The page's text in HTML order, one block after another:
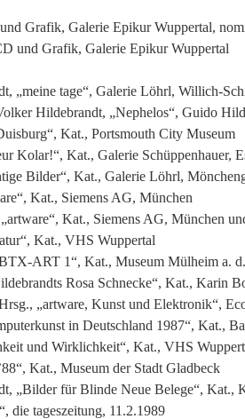
Grafik, Galerie Epikur Wuppertal,
und Grafik, Galerie Epikur Wuppertal
„meine tage“, Galerie Löhrl, Willich-
Hildebrandt, „Nephelos“, Guido
Kat., Portsmouth City Museum
Kolar!“, Kat., Galerie Schüppenhauer,
Bilder“, Kat., Galerie Löhrl,
Kat., Siemens AG, München
Kat., Siemens AG, München
Kat., VHS Wuppertal
ART 1“, Kat., Museum Mülheim a.
Rosa Schnecke“, Kat., Karin
„artware, Kunst und Elektronik“,
in Deutschland 1987“, Kat.,
und Wirklichkeit“, Kat., VHS
Kat., Museum der Stadt Gladbeck
„Bilder für Blinde Neue Belege“, Kat.,
die tageszeitung, 11.2.1989